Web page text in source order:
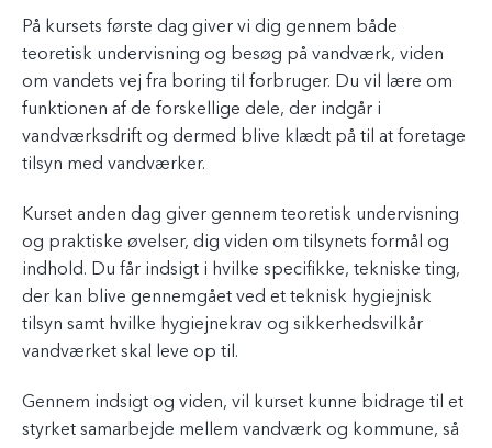
På kursets første dag giver vi dig gennem både
teoretisk undervisning og besøg på vandværk, viden
om vandets vej fra boring til forbruger. Du vil lære om
funktionen af de forskellige dele, der indgår i
vandværksdrift og dermed blive klædt på til at foretage
tilsyn med vandværker.
Kurset anden dag giver gennem teoretisk undervisning
og praktiske øvelser, dig viden om tilsynets formål og
indhold. Du får indsigt i hvilke specifikke, tekniske ting,
der kan blive gennemgået ved et teknisk hygiejnisk
tilsyn samt hvilke hygiejnekrav og sikkerhedsvilkår
vandværket skal leve op til.
Gennem indsigt og viden, vil kurset kunne bidrage til et
styrket samarbejde mellem vandværk og kommune, så